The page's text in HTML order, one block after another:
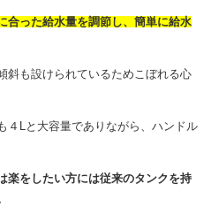
合った給水量を調節し、簡単に給水
斜も設けられているためこぼれる心
４Lと大容量でありながら、ハンドル
楽をしたい方には従来のタンクを持